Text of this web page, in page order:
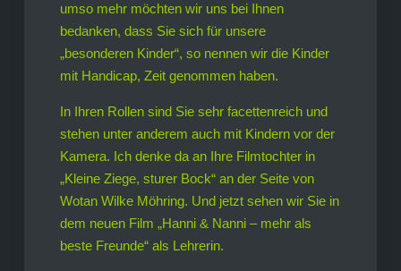
umso mehr möchten wir uns bei Ihnen
bedanken, dass Sie sich für unsere
„besonderen Kinder“, so nennen wir die Kinder
mit Handicap, Zeit genommen haben.
In Ihren Rollen sind Sie sehr facettenreich und
stehen unter anderem auch mit Kindern vor der
Kamera. Ich denke da an Ihre Filmtochter in
„Kleine Ziege, sturer Bock“ an der Seite von
Wotan Wilke Möhring. Und jetzt sehen wir Sie in
dem neuen Film „Hanni & Nanni – mehr als
beste Freunde“ als Lehrerin.